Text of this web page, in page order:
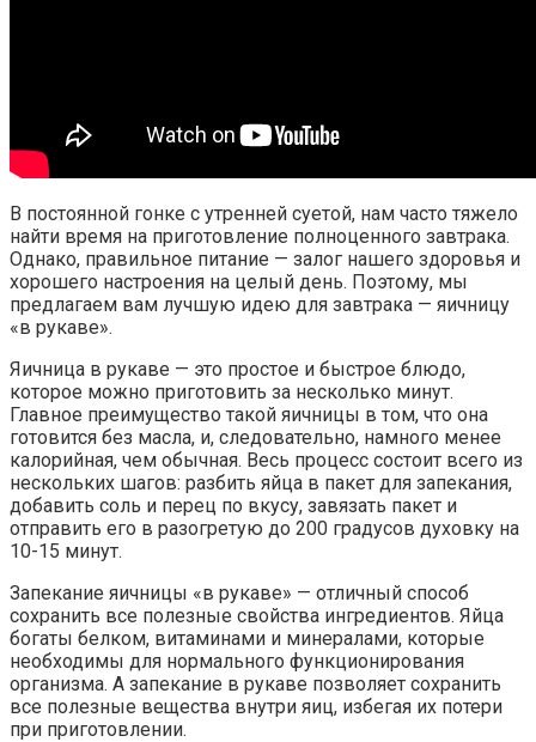
В постоянной гонке с утренней суетой, нам часто тяжело
найти время на приготовление полноценного завтрака.
Однако, правильное питание — залог нашего здоровья и
хорошего настроения на целый день. Поэтому, мы
предлагаем вам лучшую идею для завтрака — яичницу
«в рукаве».
Яичница в рукаве — это простое и быстрое блюдо,
которое можно приготовить за несколько минут.
Главное преимущество такой яичницы в том, что она
готовится без масла, и, следовательно, намного менее
калорийная, чем обычная. Весь процесс состоит всего из
нескольких шагов: разбить яйца в пакет для запекания,
добавить соль и перец по вкусу, завязать пакет и
отправить его в разогретую до 200 градусов духовку на
10-15 минут.
Запекание яичницы «в рукаве» — отличный способ
сохранить все полезные свойства ингредиентов. Яйца
богаты белком, витаминами и минералами, которые
необходимы для нормального функционирования
организма. А запекание в рукаве позволяет сохранить
все полезные вещества внутри яиц, избегая их потери
при приготовлении.